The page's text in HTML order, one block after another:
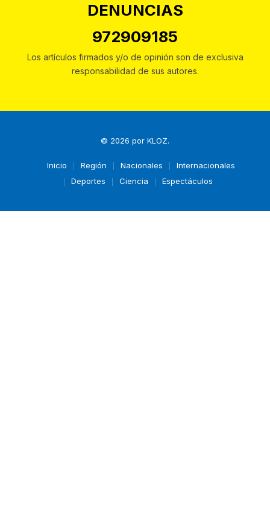
DENUNCIAS
972909185
Los artículos firmados y/o de opinión son de exclusiva
responsabilidad de sus autores.
© 2026 por KLOZ.
Inicio Región Nacionales
Internacionales
Deportes
Ciencia Espectáculos